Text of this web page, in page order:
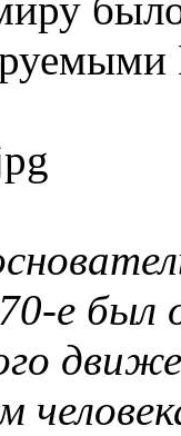
е был